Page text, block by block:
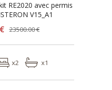
RE2020 avec permis
V15_A1
23500.00 €
x2 x1